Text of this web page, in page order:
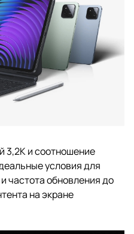
3,2K и соотношение
условия для
частота обновления до
на экране